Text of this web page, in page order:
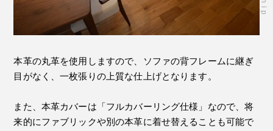
本革の丸革を使用しますので、ソファの背フレームに継ぎ
目がなく、一枚張りの上質な仕上げとなります。
また、本革カバーは「フルカバーリング仕様」なので、将
来的にファブリックや別の本革に着せ替えることも可能で